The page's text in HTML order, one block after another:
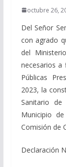
octubre 26,
Del Señor
con agrado
del
necesarios a
Públicas
2023, la
Sanitario
Municipio
Comisión de
Declaración